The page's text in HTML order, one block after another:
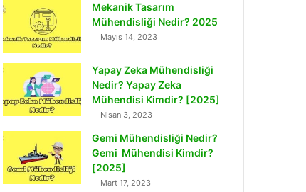
Mekanik Tasarım
Mühendisliği Nedir? 2025
Mayıs 14, 2023
Yapay Zeka Mühendisliği
Nedir? Yapay Zeka
Mühendisi Kimdir? [2025]
Nisan 3, 2023
Gemi Mühendisliği Nedir?
Gemi Mühendisi Kimdir?
[2025]
Mart 17, 2023